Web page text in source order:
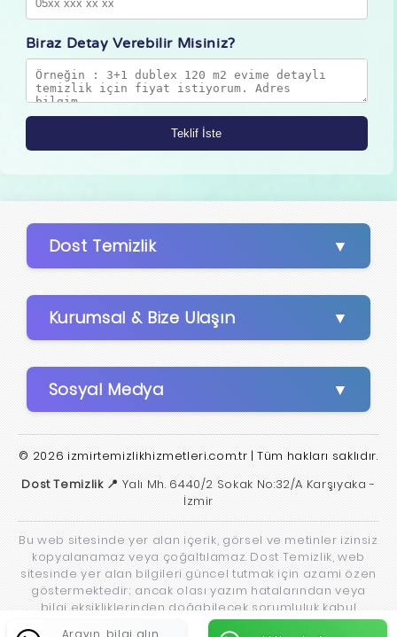
Biraz Detay Verebilir Misiniz?
Dost Temizlik
Kurumsal & Bize Ulaşın
Sosyal Medya
© 2026 izmirtemizlikhizmetleri.com.tr | Tüm hakları saklıdır.
Dost Temizlik 📍 Yalı Mh. 6440/2 Sokak No:32/A Karşıyaka -
İzmir
Bu web sitesinde yer alan içerik, görsel ve metinler izinsiz
kopyalanamaz veya çoğaltılamaz. Dost Temizlik, web
sitesinde yer alan bilgileri güncel tutmak için azami özen
göstermektedir; ancak olası yazım hatalarından veya
bilgi eksikliklerinden doğabilecek sorumluluk kabul
edilmez.
Arayın, bilgi alın